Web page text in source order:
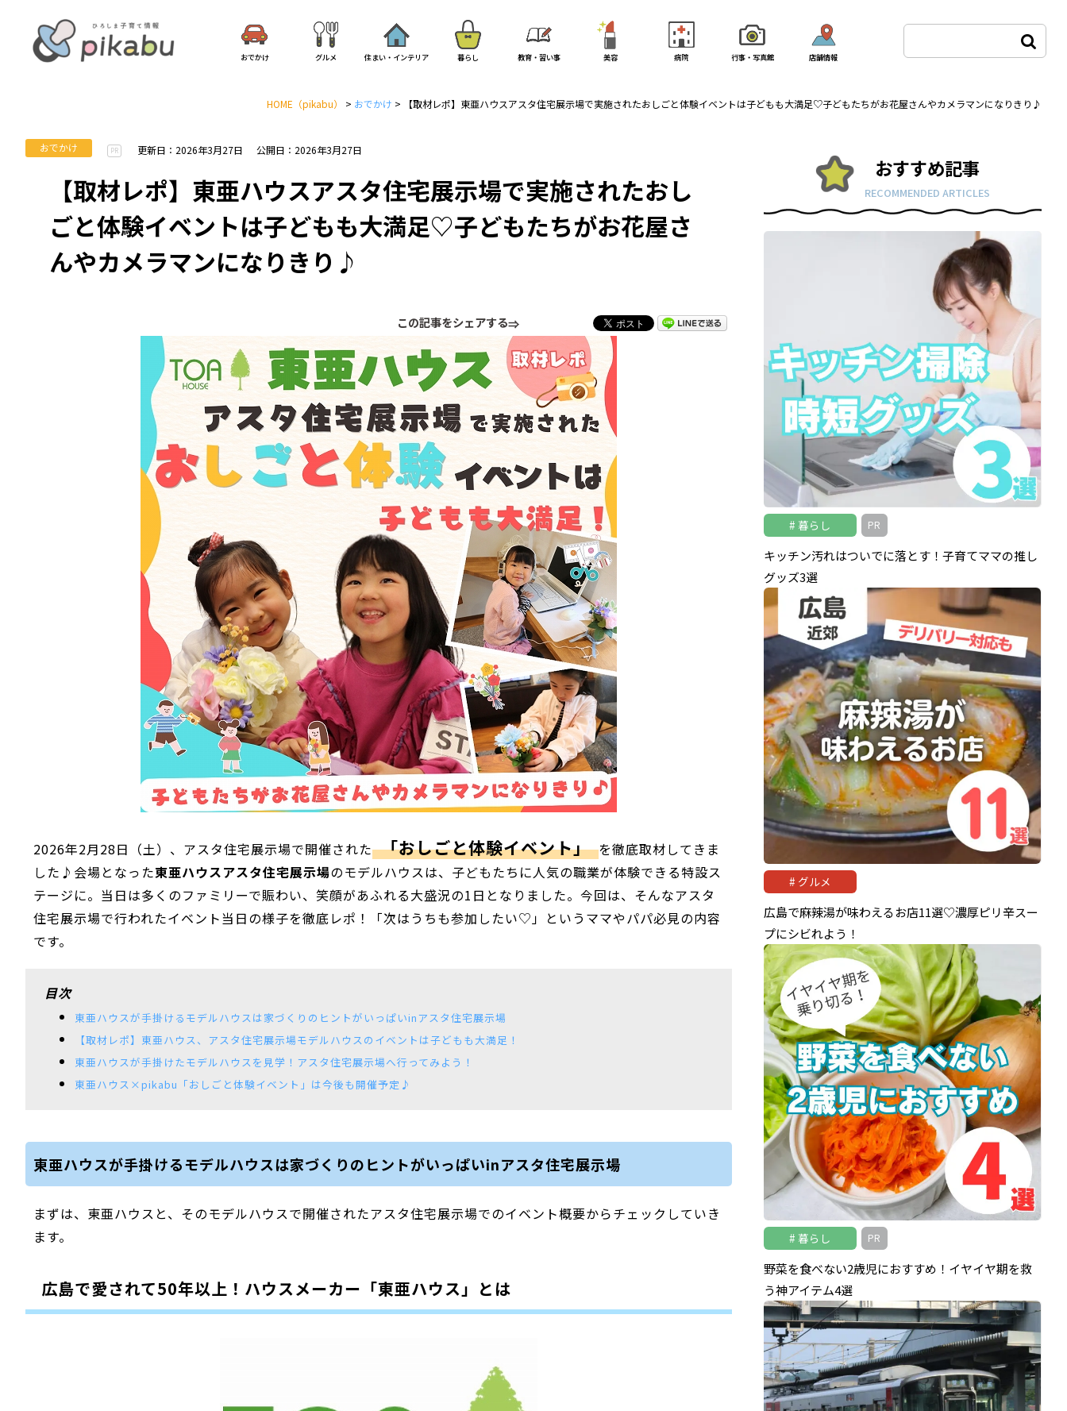
おでかけ グルメ 住まい・インテリア 暮らし 教育・習い事 美容 病院 行事・写真館 店舗情報
HOME （pikabu） > おでかけ > 【取材レポ】東亜ハウスアスタ住宅展示場で実施されたおしごと体験イベントは子どもも大満足♡子どもたちがお花屋さんやカメラマンになりきり♪
おでかけ PR 更新日：2026年3月27日 公開日：2026年3月27日
【取材レポ】東亜ハウスアスタ住宅展示場で実施されたおし
ごと体験イベントは子どもも大満足♡子どもたちがお花屋さ
んやカメラマンになりきり♪
この記事をシェアする
2026年2月28日（土）、アスタ住宅展示場で開催された 「おしごと体験イベント」 を徹底取材してきま
した♪会場となった東亜ハウスアスタ住宅展示場のモデルハウスは、子どもたちに人気の職業が体験できる特設ス
テージに。当日は多くのファミリーで賑わい、笑顔があふれる大盛況の1日となりました。今回は、そんなアスタ
住宅展示場で行われたイベント当日の様子を徹底レポ！「次はうちも参加したい♡」というママやパパ必見の内容
です。
目次
東亜ハウスが手掛けるモデルハウスは家づくりのヒントがいっぱいinアスタ住宅展示場
【取材レポ】東亜ハウス、アスタ住宅展示場モデルハウスのイベントは子どもも大満足！
東亜ハウスが手掛けたモデルハウスを見学！アスタ住宅展示場へ行ってみよう！
東亜ハウス×pikabu「おしごと体験イベント」は今後も開催予定♪
東亜ハウスが手掛けるモデルハウスは家づくりのヒントがいっぱいinアスタ住宅展示場
まずは、東亜ハウスと、そのモデルハウスで開催されたアスタ住宅展示場でのイベント概要からチェックしていき
ます。
広島で愛されて50年以上！ハウスメーカー「東亜ハウス」とは
おすすめ記事
RECOMMENDED ARTICLES
暮らし PR
キッチン汚れはついでに落とす！子育てママの推し
グッズ3選
グルメ
広島で麻辣湯が味わえるお店11選♡濃厚ピリ辛スー
プにシビれよう！
暮らし PR
野菜を食べない2歳児におすすめ！イヤイヤ期を救
う神アイテム4選